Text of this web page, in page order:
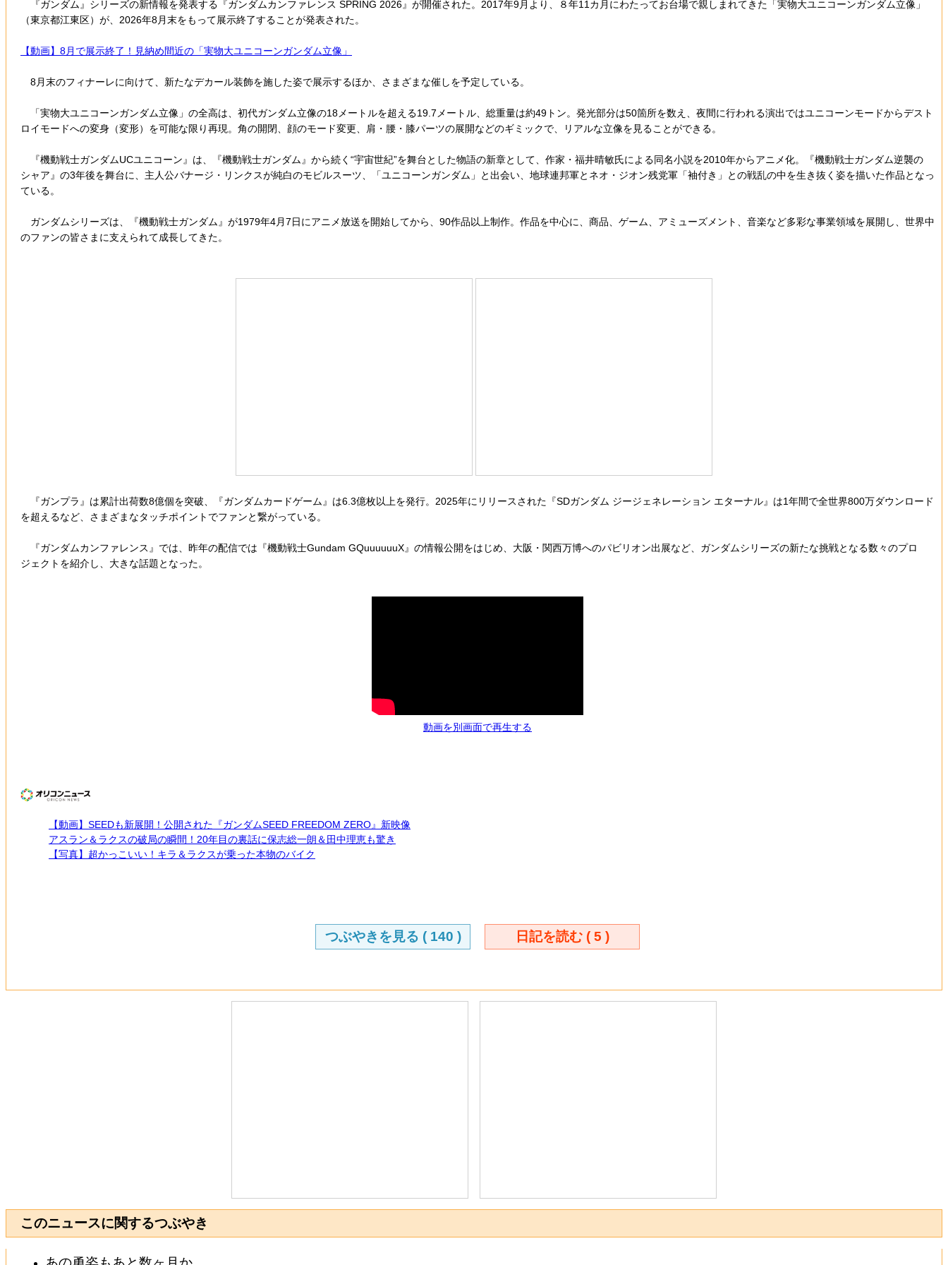
『ガンダム』シリーズの新情報を発表する『ガンダムカンファレンス SPRING 2026』が開催された。2017年9月より、８年11カ月にわたってお台場で親しまれてきた「実物大ユニコーンガンダム立像」
（東京都江東区）が、2026年8月末をもって展示終了することが発表された。
【動画】8月で展示終了！見納め間近の「実物大ユニコーンガンダム立像」
8月末のフィナーレに向けて、新たなデカール装飾を施した姿で展示するほか、さまざまな催しを予定している。
「実物大ユニコーンガンダム立像」の全高は、初代ガンダム立像の18メートルを超える19.7メートル、総重量は約49トン。発光部分は50箇所を数え、夜間に行われる演出ではユニコーンモードからデスト
ロイモードへの変身（変形）を可能な限り再現。角の開閉、顔のモード変更、肩・腰・膝パーツの展開などのギミックで、リアルな立像を見ることができる。
『機動戦士ガンダムUCユニコーン』は、『機動戦士ガンダム』から続く“宇宙世紀”を舞台とした物語の新章として、作家・福井晴敏氏による同名小説を2010年からアニメ化。『機動戦士ガンダム逆襲の
シャア』の3年後を舞台に、主人公バナージ・リンクスが純白のモビルスーツ、「ユニコーンガンダム」と出会い、地球連邦軍とネオ・ジオン残党軍「袖付き」との戦乱の中を生き抜く姿を描いた作品となっ
ている。
ガンダムシリーズは、『機動戦士ガンダム』が1979年4月7日にアニメ放送を開始してから、90作品以上制作。作品を中心に、商品、ゲーム、アミューズメント、音楽など多彩な事業領域を展開し、世界中
のファンの皆さまに支えられて成長してきた。
『ガンプラ』は累計出荷数8億個を突破、『ガンダムカードゲーム』は6.3億枚以上を発行。2025年にリリースされた『SDガンダム ジージェネレーション エターナル』は1年間で全世界800万ダウンロード
を超えるなど、さまざまなタッチポイントでファンと繋がっている。
『ガンダムカンファレンス』では、昨年の配信では『機動戦士Gundam GQuuuuuuX』の情報公開をはじめ、大阪・関西万博へのパビリオン出展など、ガンダムシリーズの新たな挑戦となる数々のプロ
ジェクトを紹介し、大きな話題となった。
動画を別画面で再生する
【動画】SEEDも新展開！公開された『ガンダムSEED FREEDOM ZERO』新映像
アスラン＆ラクスの破局の瞬間！20年目の裏話に保志総一朗＆田中理恵も驚き
【写真】超かっこいい！キラ＆ラクスが乗った本物のバイク
つぶやきを見る ( 140 ) 日記を読む ( 5 )
このニュースに関するつぶやき